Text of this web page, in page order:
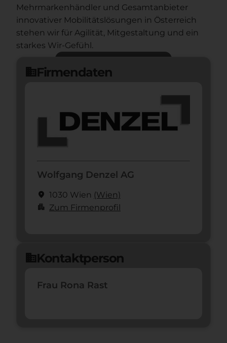
Mehrmarkenhändler und Gesamtanbieter
innovativer Mobilitätslösungen in Österreich
stehen wir für Agilität, Mitgestaltung und ein
starkes Wir-Gefühl.
domainFirmendaten
Wolfgang Denzel AG
location_on 1030 Wien (Wien)
apartment Zum Firmenprofil
domainKontaktperson
Frau Rona Rast